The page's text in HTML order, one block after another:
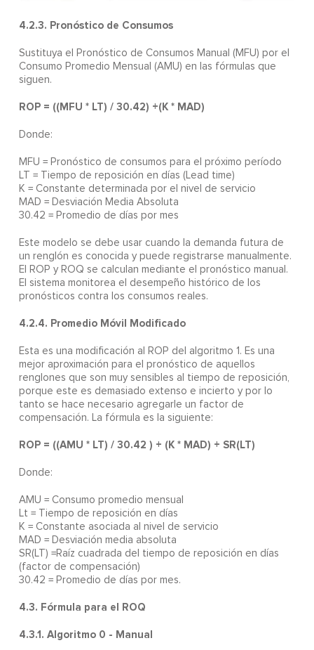
4.2.3. Pronóstico de Consumos
Sustituya el Pronóstico de Consumos Manual (MFU) por el
Consumo Promedio Mensual (AMU) en las fórmulas que
siguen.
ROP = ((MFU * LT) / 30.42) +(K * MAD)
Donde:
MFU = Pronóstico de consumos para el próximo período
LT = Tiempo de reposición en días (Lead time)
K = Constante determinada por el nivel de servicio
MAD = Desviación Media Absoluta
30.42 = Promedio de días por mes
Este modelo se debe usar cuando la demanda futura de
un renglón es conocida y puede registrarse manualmente.
El ROP y ROQ se calculan mediante el pronóstico manual.
El sistema monitorea el desempeño histórico de los
pronósticos contra los consumos reales.
4.2.4. Promedio Móvil Modificado
Esta es una modificación al ROP del algoritmo 1. Es una
mejor aproximación para el pronóstico de aquellos
renglones que son muy sensibles al tiempo de reposición,
porque este es demasiado extenso e incierto y por lo
tanto se hace necesario agregarle un factor de
compensación. La fórmula es la siguiente:
ROP = ((AMU * LT) / 30.42 ) + (K * MAD) + SR(LT)
Donde:
AMU = Consumo promedio mensual
Lt = Tiempo de reposición en días
K = Constante asociada al nivel de servicio
MAD = Desviación media absoluta
SR(LT) =Raíz cuadrada del tiempo de reposición en días
(factor de compensación)
30.42 = Promedio de días por mes.
4.3. Fórmula para el ROQ
4.3.1. Algoritmo 0 - Manual